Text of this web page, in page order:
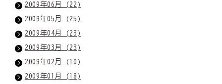
2009年06月 (22)
2009年05月 (25)
2009年04月 (23)
2009年03月 (23)
2009年02月 (10)
2009年01月 (18)